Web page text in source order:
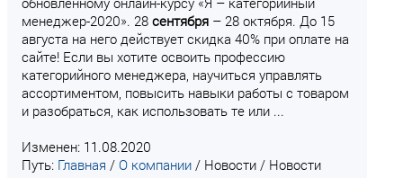
менеджер-2020». 28 сентября – 28 октября. До 15
августа на него действует скидка 40% при оплате на
сайте! Если вы хотите освоить профессию
категорийного менеджера, научиться управлять
ассортиментом, повысить навыки работы с товаром
и разобраться, как использовать те или ...
Изменен: 11.08.2020
Путь: Главная / О компании / Новости / Новости